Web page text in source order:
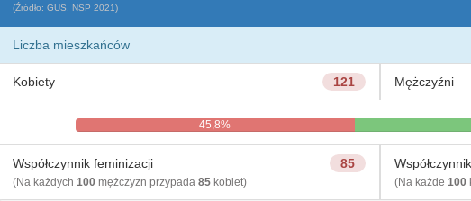
(Źródło: GUS, NSP 2021)
Liczba mieszkańców
121
Kobiety Mężczyźni
45,8%
85
Współczynnik feminizacji
(Na każdych 100mężczyzn przypada 85kobiet) (Na każde 100